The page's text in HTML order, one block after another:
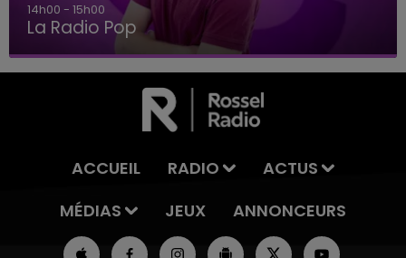
14h00 - 15h00
La Radio Pop
ACCUEIL RADIO
ACTUS
MÉDIAS
JEUX ANNONCEURS